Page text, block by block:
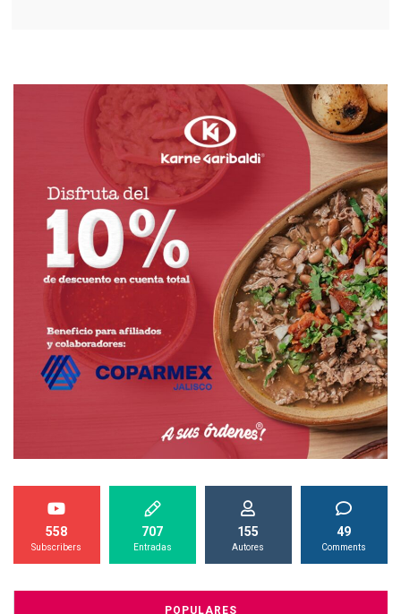
558
Subscribers
707
Entradas
155
Autores
49
Comments
POPULARES